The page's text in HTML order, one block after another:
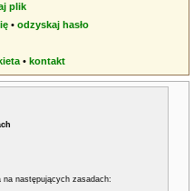
plik
•odzyskaj hasło
•kontakt
następujących zasadach: